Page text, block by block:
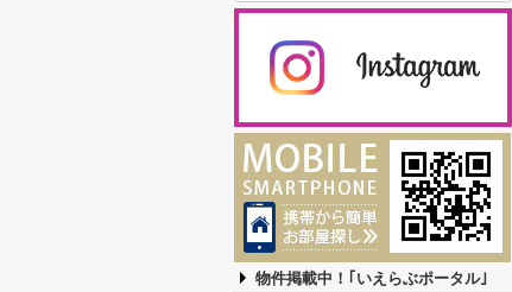
物件掲載中！｢いえらぶポータル｣